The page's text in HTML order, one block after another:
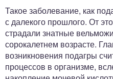
Такое заболевание, как
с далекого прошлого. От
страдали знатные
сорокалетнем возрасте.
возникновения подагры
процессов в организме,